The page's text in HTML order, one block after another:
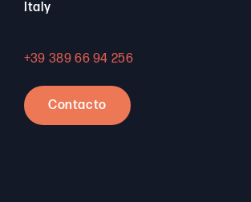
Italy
+39 389 66 94 256
Contacto